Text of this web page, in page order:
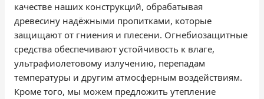
качестве наших конструкций, обрабатывая
древесину надёжными пропитками, которые
защищают от гниения и плесени. Огнебиозащитные
средства обеспечивают устойчивость к влаге,
ультрафиолетовому излучению, перепадам
температуры и другим атмосферным воздействиям.
Кроме того, мы можем предложить утепление